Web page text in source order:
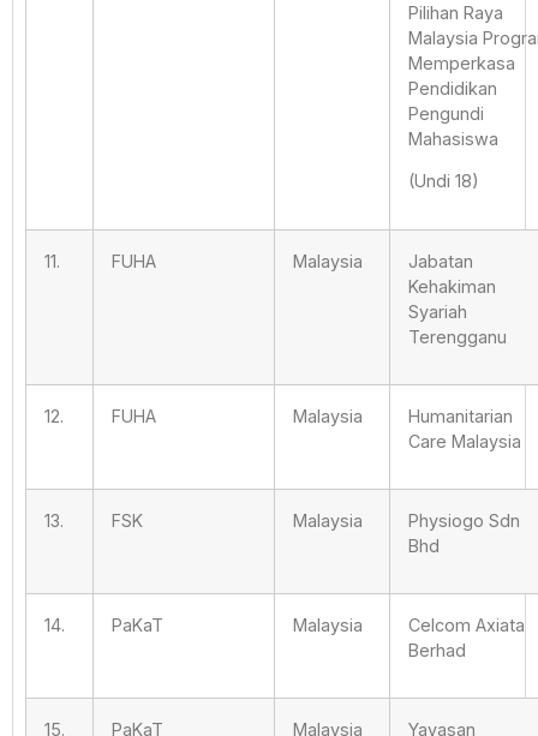
Pilihan Raya
Malaysia
Memperkasa
Pendidikan
Pengundi
Mahasiswa
(Undi 18)
11. FUHA Malaysia
Jabatan
Kehakiman
Syariah
Terengganu
12. FUHA Malaysia
Humanitarian
Care Malaysia
13. FSK Malaysia
Physiogo Sdn
Bhd
14. PaKaT Malaysia
Celcom Axiata
Berhad
15. PaKaT Malaysia Yayasan